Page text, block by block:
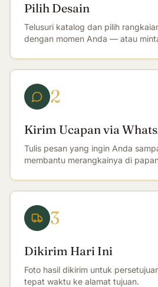
Pilih Desain
Telusuri katalog dan pilih
dengan momen Anda — atau
2
Kirim Ucapan via
Tulis pesan yang ingin Anda
membantu merangkainya di
3
Dikirim Hari Ini
Foto hasil dikirim untuk
tepat waktu ke alamat tujuan.